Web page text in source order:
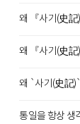
왜 『사기(史記
왜 『사기(史記
왜 `사기(史記
통일을 항상 생